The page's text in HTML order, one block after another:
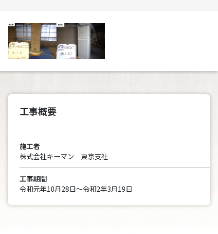
工事概要
施工者
株式会社キーマン 東京支社
工事期間
令和元年10月28日～令和2年3月19日